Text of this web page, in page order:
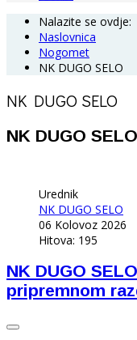
Nalazite se ovdje:
Naslovnica
Nogomet
NK DUGO SELO
NK DUGO SELO
NK DUGO SELO
Urednik
NK DUGO SELO
06 Kolovoz 2026
Hitova: 195
NK DUGO
pripremnom